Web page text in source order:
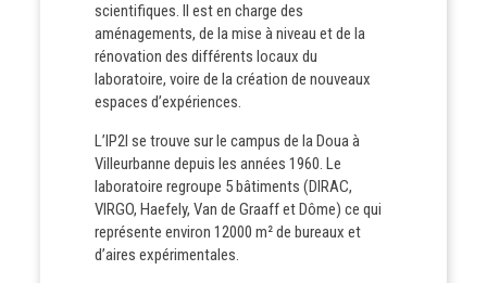
scientifiques. Il est en charge des
aménagements, de la mise à niveau et de la
rénovation des différents locaux du
laboratoire, voire de la création de nouveaux
espaces d’expériences.
L’IP2I se trouve sur le campus de la Doua à
Villeurbanne depuis les années 1960. Le
laboratoire regroupe 5 bâtiments (DIRAC,
VIRGO, Haefely, Van de Graaff et Dôme) ce qui
représente environ 12000 m² de bureaux et
d’aires expérimentales.